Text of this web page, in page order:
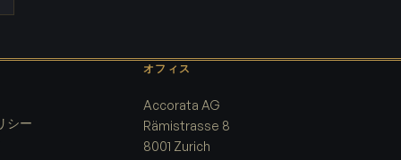
シー
オフィス
Accorata AG
Rämistrasse 8
8001 Zurich